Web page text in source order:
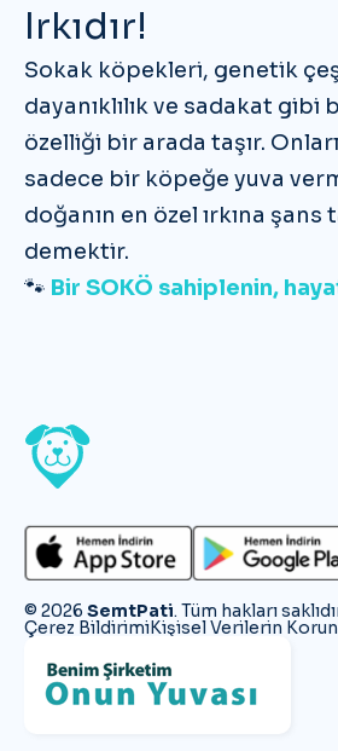
Irkıdır!
Sokak köpekleri, genetik
dayanıklılık ve sadakat gibi
özelliği bir arada taşır.
sadece bir köpeğe yuva
doğanın en özel ırkına şans
demektir.
🐾 Bir SOKÖ sahiplenin,
© 2026 SemtPati. Tüm hakları
Çerez BildirimiKişisel Verilerin